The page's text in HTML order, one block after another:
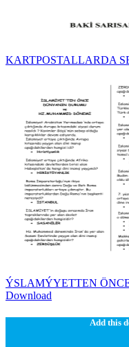
KARTPOSTALLARDA
ÝSLAMÝYETTEN
Download
Add this